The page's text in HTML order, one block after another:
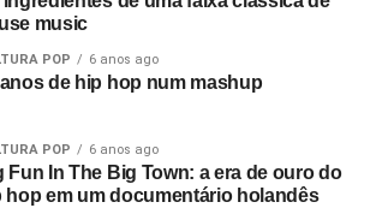
ao passado. Ouvimos discursos de
forçado em uma entrevista que ele
curiosamente
(o criador da Factory
de talk shows na TV)
obrigados a trabalhar como nunca
e isso leva a uma montagem de
music
POP 6 anos ago
de hip hop num mashup
POP 6 anos ago
Fun In The Big Town: a era de ouro do
hop em um documentário holandês